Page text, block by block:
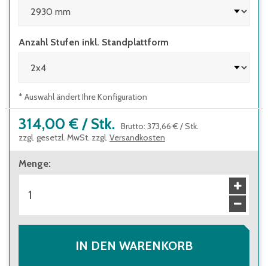
80 mm tiefe, geriffelte Stufen
Anzahl Stufen inkl. Standplattform
* Auswahl ändert Ihre Konfiguration
314,00 € / Stk. Brutto: 373,66 € /Stk.
zzgl. gesetzl. MwSt. zzgl. Versandkosten
Menge:
IN DEN WARENKORB